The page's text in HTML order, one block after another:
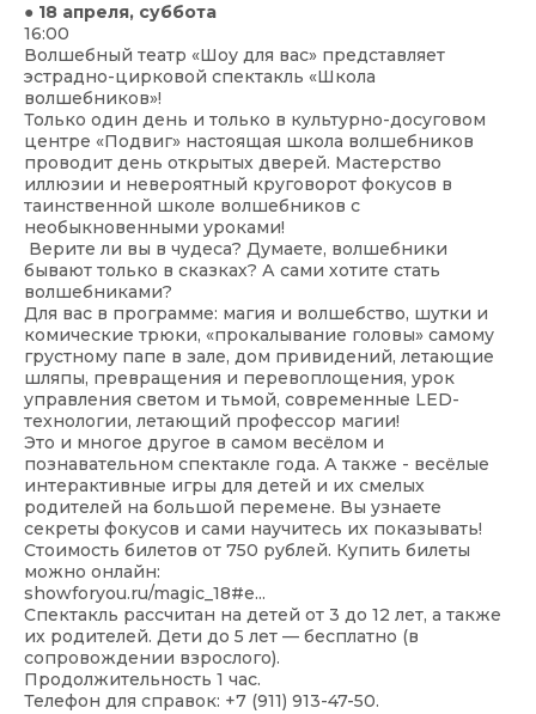
● 18 апреля, суббота
16:00
Волшебный театр «Шоу для вас» представляет
эстрадно-цирковой спектакль «Школа
волшебников»!
Только один день и только в культурно-досуговом
центре «Подвиг» настоящая школа волшебников
проводит день открытых дверей. Мастерство
иллюзии и невероятный круговорот фокусов в
таинственной школе волшебников с
необыкновенными уроками!
Верите ли вы в чудеса? Думаете, волшебники
бывают только в сказках? А сами хотите стать
волшебниками?
Для вас в программе: магия и волшебство, шутки и
комические трюки, «прокалывание головы» самому
грустному папе в зале, дом привидений, летающие
шляпы, превращения и перевоплощения, урок
управления светом и тьмой, современные LED-
технологии, летающий профессор магии!
Это и многое другое в самом весёлом и
познавательном спектакле года. А также - весёлые
интерактивные игры для детей и их смелых
родителей на большой перемене. Вы узнаете
секреты фокусов и сами научитесь их показывать!
Стоимость билетов от 750 рублей. Купить билеты
можно онлайн:
showforyou.ru/magic_18#e...
Спектакль рассчитан на детей от 3 до 12 лет, а также
их родителей. Дети до 5 лет — бесплатно (в
сопровождении взрослого).
Продолжительность 1 час.
Телефон для справок: +7 (911) 913-47-50.